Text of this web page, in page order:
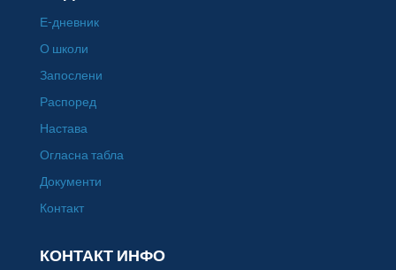
Е-дневник
О школи
Запослени
Распоред
Настава
Огласна табла
Документи
Контакт
КОНТАКТ ИНФО